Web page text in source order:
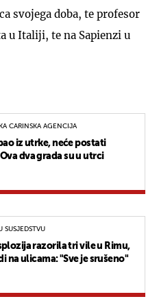
svojega doba, te profesor
u Italiji, te na Sapienzi u
CARINSKA AGENCIJA
iz utrke, neće postati
dva grada su u utrci
SUSJEDSTVU
razorila tri vile u Rimu,
na ulicama: "Sve je srušeno"